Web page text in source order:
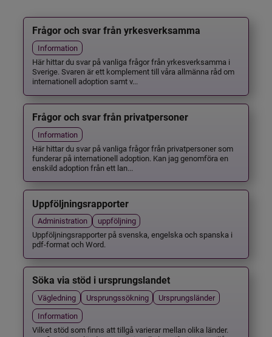
Frågor och svar från yrkesverksamma
Information
Här hittar du svar på vanliga frågor från yrkesverksamma i
Sverige. Svaren är ett komplement till våra allmänna råd om
internationell adoption samt v...
Frågor och svar från privatpersoner
Information
Här hittar du svar på vanliga frågor från privatpersoner som
funderar på internationell adoption. Kan jag genomföra en
enskild adoption från ett lan...
Uppföljningsrapporter
Administration
uppföljning
Uppföljningsrapporter på svenska, engelska och spanska i
pdf-format och Word.
Söka via stöd i ursprungslandet
Vägledning Ursprungssökning
Ursprungsländer
Information
Vilket stöd som finns att tillgå varierar mellan olika länder.